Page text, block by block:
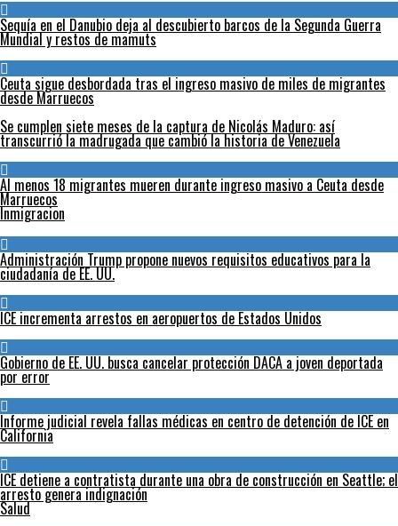
Sequía en el Danubio deja al descubierto barcos de la Segunda Guerra
Mundial y restos de mamuts
Ceuta sigue desbordada tras el ingreso masivo de miles de migrantes
desde Marruecos
Se cumplen siete meses de la captura de Nicolás Maduro: así
transcurrió la madrugada que cambió la historia de Venezuela
Al menos 18 migrantes mueren durante ingreso masivo a Ceuta desde
Marruecos
Inmigracion
Administración Trump propone nuevos requisitos educativos para la
ciudadanía de EE. UU.
ICE incrementa arrestos en aeropuertos de Estados Unidos
Gobierno de EE. UU. busca cancelar protección DACA a joven deportada
por error
Informe judicial revela fallas médicas en centro de detención de ICE en
California
ICE detiene a contratista durante una obra de construcción en Seattle; el
arresto genera indignación
Salud